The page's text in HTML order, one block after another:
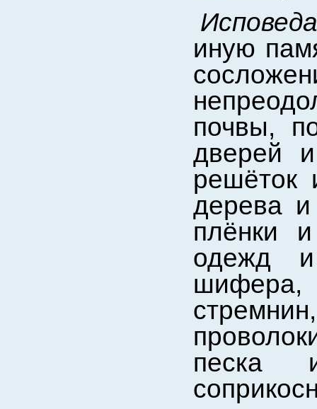
иную
почвы,
дверей
решёток
дерева и
плёнки
одежд
шифера,